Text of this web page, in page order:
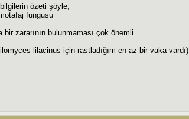
özeti şöyle;
fungusu
zararının bulunmaması çok önemli
lilacinus için rastladığım en az bir vaka vardı)